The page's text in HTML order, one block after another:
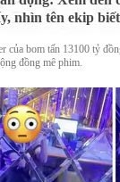
nhìn tên ekip
của bom tấn 13100 tỷ
đồng mê phim.